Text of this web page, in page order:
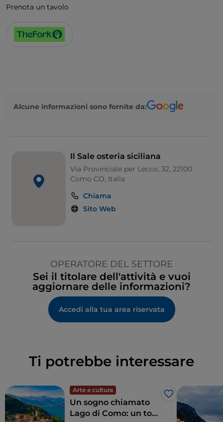
Prenota un tavolo
Alcune informazioni sono fornite da:
Il Sale osteria siciliana
Via Provinciale per Lecco, 32, 22100
Como CO, Italia
Chiama
Sito Web
OPERATORE DEL SETTORE
Sei il titolare dell'attività e vuoi
aggiornare delle informazioni?
Accedi alla tua area riservata
Ti potrebbe interessare
Arte e cultura
Like
Un sogno chiamato
Lago di Como: un tour